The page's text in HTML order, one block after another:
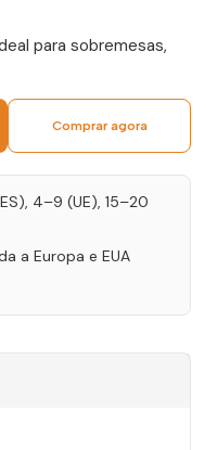
para sobremesas,
Comprar agora
4–9 (UE), 15–20
a Europa e EUA